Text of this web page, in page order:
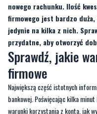
przydatne, aby otworzyć
Sprawdź, jakie
firmowe
Największą część istotnych
bankowej. Poświęcając kilka minut
warunki korzystania z konta, jak
korzyści możesz liczyć. W
przedstawione są w klarowny i
porównanie kilku ofert nie będzie